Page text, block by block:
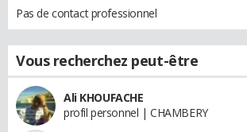
Pas de contact professionnel
Vous recherchez peut-être
Ali KHOUFACHE
profil personnel | CHAMBERY